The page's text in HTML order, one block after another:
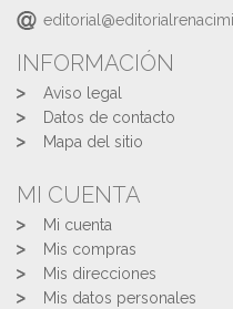
INFORMACIÓN
Aviso legal
Datos de contacto
Mapa del sitio
MI CUENTA
Mi cuenta
Mis compras
Mis direcciones
Mis datos personales